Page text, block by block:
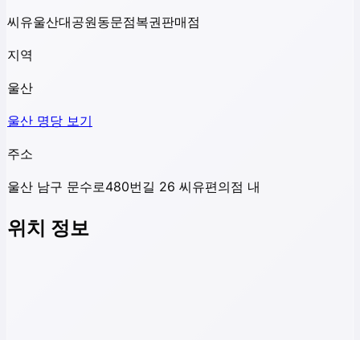
씨유울산대공원동문점복권판매점
지역
울산
울산 명당 보기
주소
울산 남구 문수로480번길 26 씨유편의점 내
위치 정보